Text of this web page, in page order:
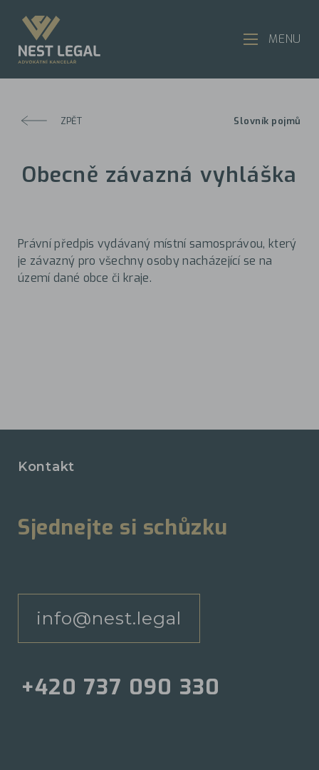
ZPĚT Slovník pojmů
Obecně závazná vyhláška
Právní předpis vydávaný místní samosprávou, který
je závazný pro všechny osoby nacházející se na
území dané obce či kraje.
Kontakt
Sjednejte si schůzku
info@nest.legal
+420 737 090 330
MENU